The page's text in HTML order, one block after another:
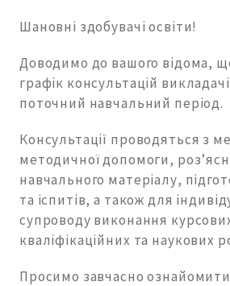
Шановні здобувачі освіти!
Доводимо до вашого відома,
графік консультацій
поточний навчальний період.
Консультації проводяться з
методичної допомоги,
навчального матеріалу,
та іспитів, а також для
супроводу виконання
кваліфікаційних та наукових
Просимо завчасно